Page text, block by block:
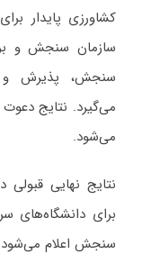
ﻛﺸﺎورزی ﭘﺎﻳﺪار
سازمان سنجش و
سنجش، پذیرش و
می‌گیرد. نتایج
می‌شود.
نتایج نهایی
برای دانشگاه‌های
سنجش اعلام